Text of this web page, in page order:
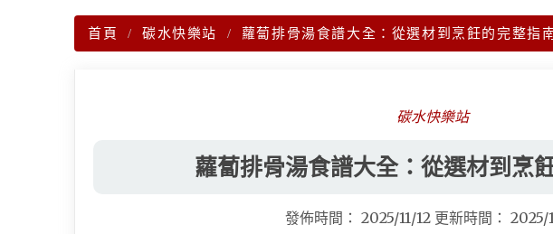
首頁 碳水快樂站 蘿蔔排骨湯食譜大全：從選材到烹飪的完整指
碳水快樂站
蘿蔔排骨湯食譜大全：從選材到烹
發佈時間： 2025/11/12更新時間： 2025/